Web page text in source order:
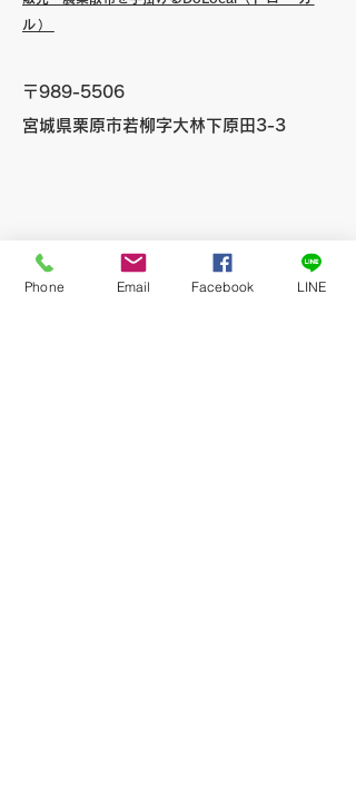
ル）
〒989-5506
宮城県栗原市若柳字大林下原田3-3
Phone Email Facebook LINE